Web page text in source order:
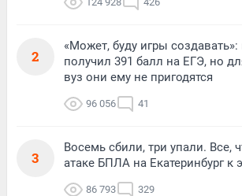
2
«Может, буду игры
получил 391 балл на ЕГЭ, но
вуз они ему не пригодятся
96 056 41
3
Восемь сбили, три упали. Все,
атаке БПЛА на Екатеринбург к
86 793 329